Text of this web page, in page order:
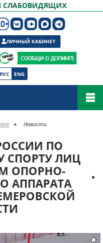
СЛАБОВИДЯЩИХ
РУС ENG
ЛИЧНЫЙ КАБИНЕТ
Новости
ПО
ЛИЦ
ОПОРНО-
АППАРАТА